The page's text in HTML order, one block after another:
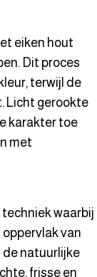
eiken hout
Dit proces
terwijl de
Licht gerookte
karakter toe
met
waarbij
van
de natuurlijke
frisse en